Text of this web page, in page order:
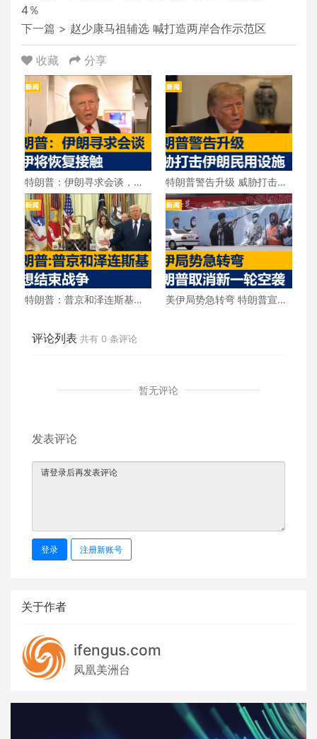
4％
下一篇 > 赵少康马祖辅选 喊打造两岸合作示范区
收藏 分享
特朗普：伊朗寻求会谈，美
伊将恢复接触
特朗普警告升级 威胁打击伊
朗民用设施
特朗普：普京和泽连斯基都
美伊局势急转弯 特朗普宣布
评论列表 共有 0 条评论
暂无评论
发表评论
登录 注册新账号
关于作者
ifengus.com
凤凰美洲台